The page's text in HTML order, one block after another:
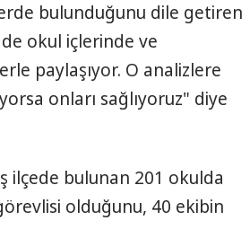
bulunduğunu dile getiren
okul içlerinde ve
paylaşıyor. O analizlere
onları sağlıyoruz" diye
ilçede bulunan 201 okulda
olduğunu, 40 ekibin